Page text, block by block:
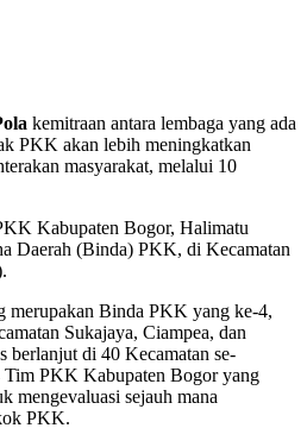
kemitraan antara lembaga yang ada
PKK akan lebih meningkatkan
masyarakat, melalui 10
Kabupaten Bogor, Halimatu
Daerah (Binda) PKK, di Kecamatan
merupakan Binda PKK yang ke-4,
Sukajaya, Ciampea, dan
berlanjut di 40 Kecamatan se-
Tim PKK Kabupaten Bogor yang
mengevaluasi sejauh mana
PKK.